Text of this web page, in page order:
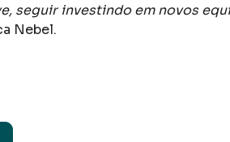
seguir investindo em novos
Nebel.